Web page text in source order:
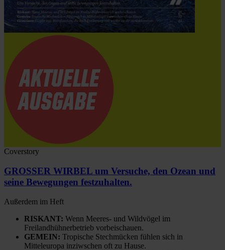
Coverstory
GROSSER WIRBEL um Versuche, den Ozean und
seine Bewegungen festzuhalten.
Außerdem im Heft
RISKANT: Wenn Meeres- und Wildvögel im
Freilandhühnerbetrieb vorbeischauen.
GEMEIN: Tropische Stechmücken fühlen sich in
Mitteleuropa inziwschen oft zu Hause.